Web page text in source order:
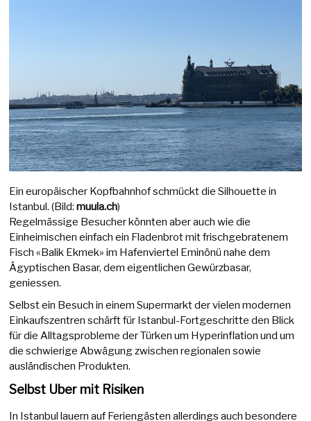
Ein europäischer Kopfbahnhof schmückt die Silhouette in
Istanbul. (Bild:muula.ch)
Regelmässige Besucher könnten aber auch wie die
Einheimischen einfach ein Fladenbrot mit frischgebratenem
Fisch «Balik Ekmek» im Hafenviertel Eminönü nahe dem
Ägyptischen Basar, dem eigentlichen Gewürzbasar,
geniessen.
Selbst ein Besuch in einem Supermarkt der vielen modernen
Einkaufszentren schärft für Istanbul-Fortgeschritte den Blick
für die Alltagsprobleme der Türken um Hyperinflation und um
die schwierige Abwägung zwischen regionalen sowie
ausländischen Produkten.
Selbst Uber mit Risiken
In Istanbul lauern auf Feriengästen allerdings auch besondere